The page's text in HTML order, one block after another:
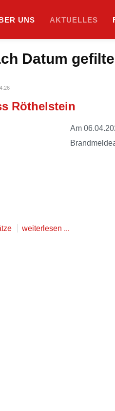
UNS AKTUELLES
SUCHE
Datum
Röthelstein
Am
weiterlesen ...